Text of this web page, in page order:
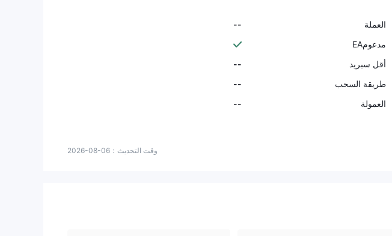
العملة
--
مدعومEA
أقل سبريد
--
طريقة السحب
--
العمولة
--
وقت التحديث： 2026-08-06